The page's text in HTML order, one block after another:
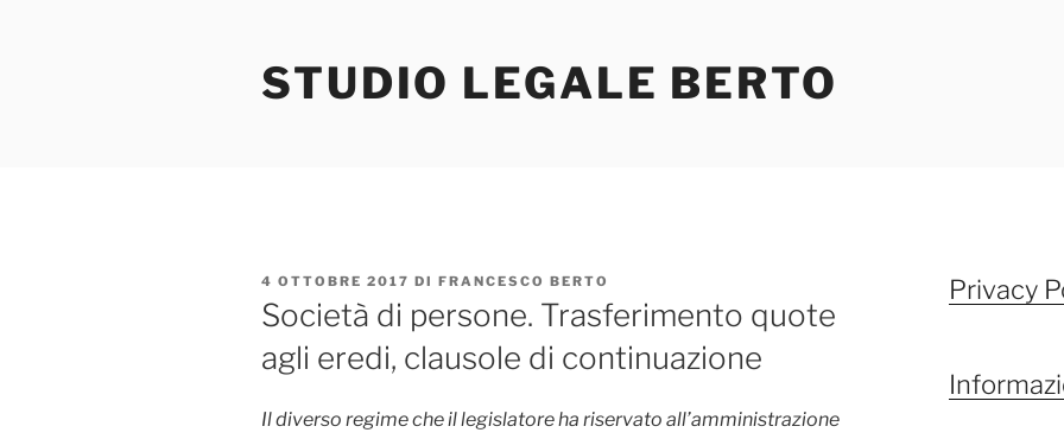
STUDIO LEGALE BERTO
PUBBLICATO
IL
4 OTTOBRE 2017 DI FRANCESCO BERTO
Società di persone. Trasferimento quote
agli eredi, clausole di continuazione
Il diverso regime che il legislatore ha riservato all’amministrazione
Privacy